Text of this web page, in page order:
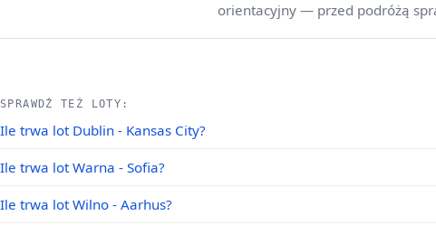
orientacyjny — przed podróżą
SPRAWDŹ TEŻ LOTY:
Ile trwa lot Dublin - Kansas City?
Ile trwa lot Warna - Sofia?
Ile trwa lot Wilno - Aarhus?